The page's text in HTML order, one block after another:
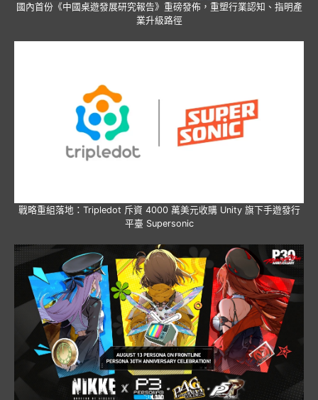
國內首份《中國桌遊發展研究報告》重磅發佈，重塑行業認知、指明產
業升級路徑
戰略重組落地：Tripledot 斥資 4000 萬美元收購 Unity 旗下手遊發行
平臺 Supersonic